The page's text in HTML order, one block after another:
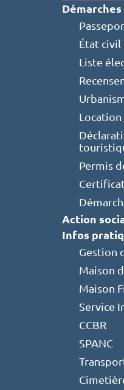
État civil
Liste
Location
Permis
Action
Infos
Gestion
Maison
Maison
Service
CCBR
SPANC